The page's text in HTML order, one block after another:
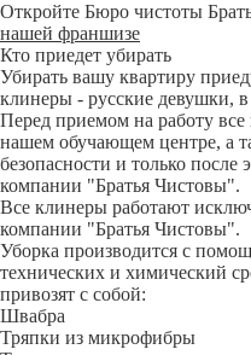
Откройте Бюро чистоты
нашей франшизе
Кто приедет убирать
Убирать вашу квартиру
клинеры - русские девушки, в
Перед приемом на работу
нашем обучающем центре, а
безопасности и только после
компании "Братья Чистовы".
Все клинеры работают
компании "Братья Чистовы".
Уборка производится с
технических и химический
привозят с собой:
Швабра
Тряпки из микрофибры